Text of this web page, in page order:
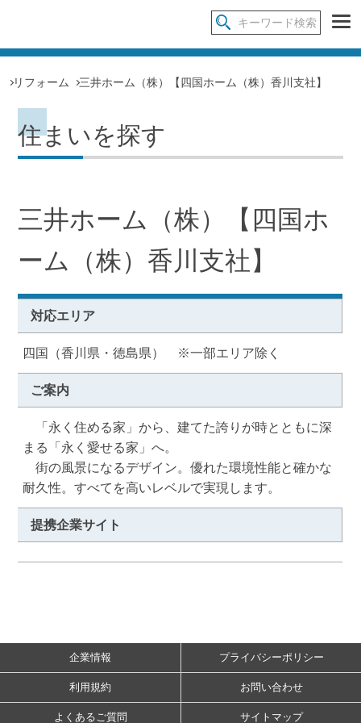
リフォーム 三井ホーム（株）【四国ホーム（株）香川支社】
住まいを探す
三井ホーム（株）【四国ホ
ーム（株）香川支社】
対応エリア
四国（香川県・徳島県） ※一部エリア除く
ご案内
「永く住める家」から、建てた誇りが時とともに深
まる「永く愛せる家」へ。
街の風景になるデザイン。優れた環境性能と確かな
耐久性。すべてを高いレベルで実現します。
提携企業サイト
企業情報 プライバシーポリシー
利用規約 お問い合わせ
よくあるご質問 サイトマップ